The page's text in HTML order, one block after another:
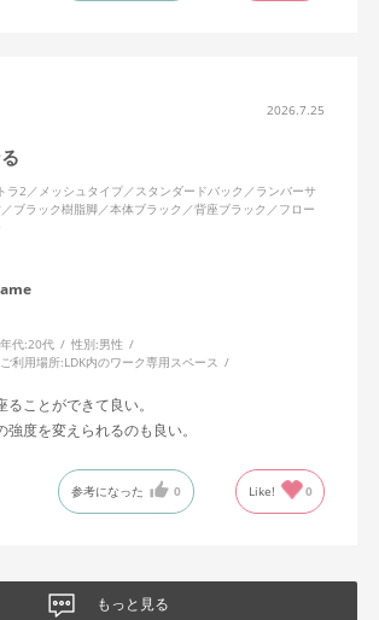
ーリング用を選びました。とにかく動きが滑ら
に巡り会えてとても嬉しいです。
2026.7.25
2／メッシュタイプ／スタンダードバック／ランバーサ
ブラック樹脂脚／本体ブラック／背座ブラック／フロー
年代:20代 性別:男性
ご利用場所:LDK内のワーク専用スペース
ことができて良い。
強度を変えられるのも良い。
参考になった 0 Like! 0
もっと見る